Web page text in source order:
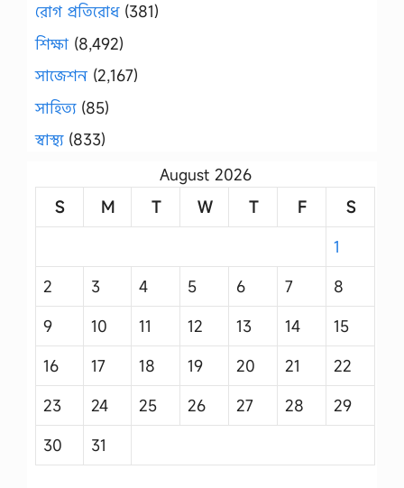
রোগ প্রতিরোধ(381)
শিক্ষা (8,492)
সাজেশন (2,167)
সাহিত্য(85)
স্বাস্থ্য(833)
August 2026
S
M T W T F
S
1
2
3 4 5 6 7
8
9
10 11 12 13 14
15
16
17 18 19 20 21
22
23
24 25 26 27 28
29
30
31